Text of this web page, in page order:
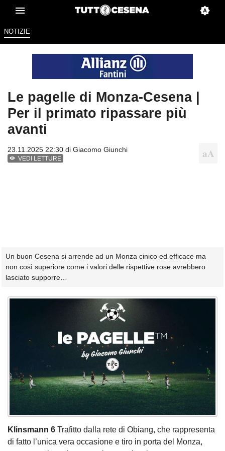
NOTIZIE
Le pagelle di Monza-Cesena |
Per il primato ripassare più
avanti
23.11.2025 22:30 di Giacomo Giunchi
VEDI LETTURE
Un buon Cesena si arrende ad un Monza cinico ed efficace ma
non così superiore come i valori delle rispettive rose avrebbero
lasciato supporre…
Klinsmann 6 Trafitto dalla rete di Obiang, che rappresenta
di fatto l’unica vera occasione e tiro in porta del Monza,